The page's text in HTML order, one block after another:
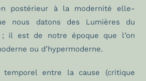
postérieur à la modernité elle-
nous datons des Lumières du
; il est de notre époque que l’on
ou d’hypermoderne.
temporel entre la cause (critique